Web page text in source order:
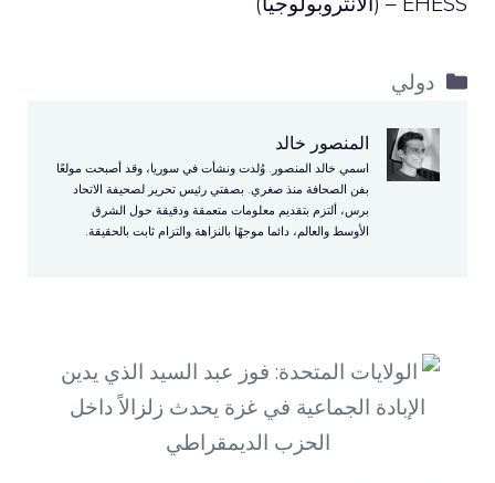
التصنيفات
دولي
المنصور خالد
اسمي خالد المنصور. وُلدت ونشأت في سوريا، وقد أصبحت مولعًا
بفن الصحافة منذ صغري. بصفتي رئيس تحرير لصحيفة الاتحاد
برس، ألتزم بتقديم معلومات متعمقة ودقيقة حول الشرق
الأوسط والعالم، دائما موجهًا بالنزاهة والتزام ثابت بالحقيقة.